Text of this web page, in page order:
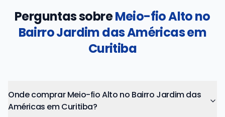
Perguntas sobreMeio-fio Alto no
Bairro Jardim das Américas em
Curitiba
Onde comprar Meio-fio Alto no Bairro Jardim das
Américas em Curitiba?